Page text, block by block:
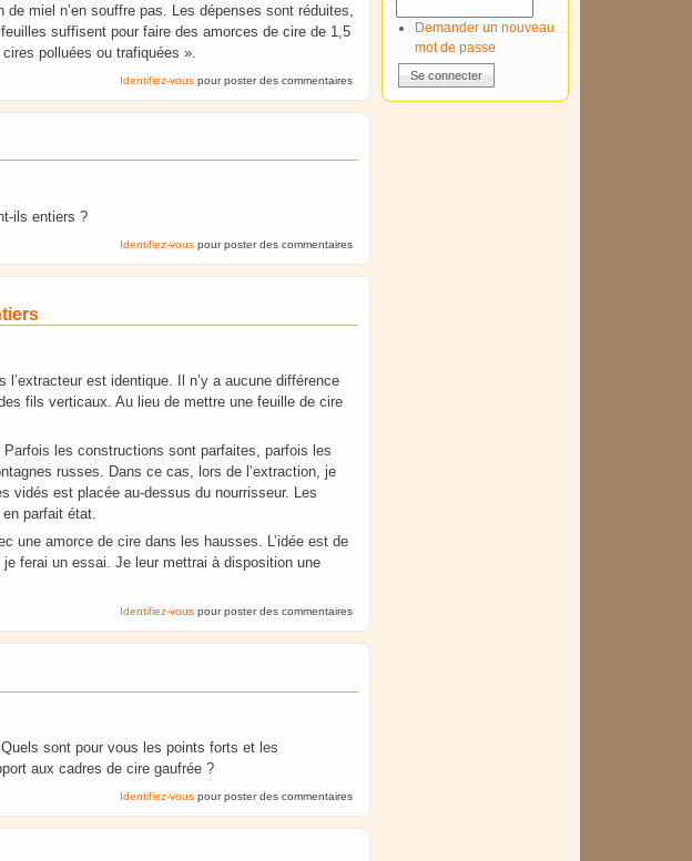
miel n’en souffre pas. Les dépenses sont réduites,
suffisent pour faire des amorces de cire de 1,5
polluées ou trafiquées ».
Identifiez-vouspour poster des commentaires
ils entiers ?
Identifiez-vouspour poster des commentaires
est identique. Il n’y a aucune différence
fils verticaux. Au lieu de mettre une feuille de cire
les constructions sont parfaites, parfois les
russes. Dans ce cas, lors de l’extraction, je
vidés est placée au-dessus du nourrisseur. Les
parfait état.
une amorce de cire dans les hausses. L’idée est de
ferai un essai. Je leur mettrai à disposition une
Identifiez-vouspour poster des commentaires
sont pour vous les points forts et les
aux cadres de cire gaufrée ?
Identifiez-vouspour poster des commentaires
Demander un nouveau
mot de passe